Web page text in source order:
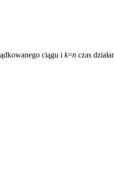
ciągu i k=n czas